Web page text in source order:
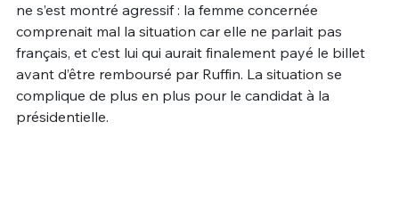
ne s’est montré agressif : la femme concernée
comprenait mal la situation car elle ne parlait pas
français, et c’est lui qui aurait finalement payé le billet
avant d’être remboursé par Ruffin. La situation se
complique de plus en plus pour le candidat à la
présidentielle.